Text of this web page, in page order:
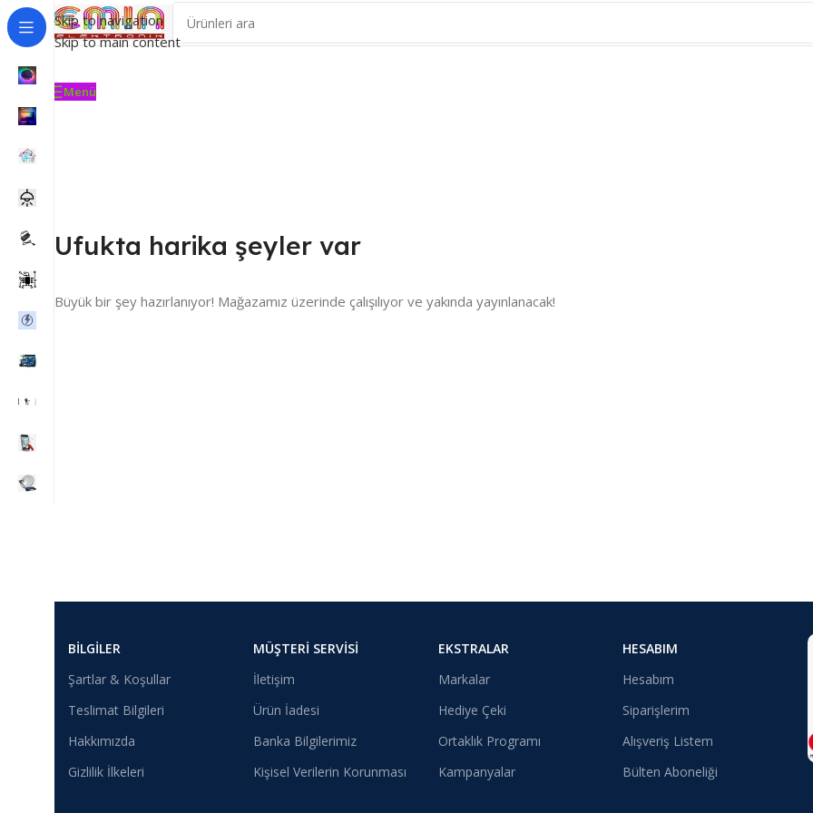
Skip to navigation
Skip to main content
Menü
Ufukta harika şeyler var
Büyük bir şey hazırlanıyor! Mağazamız üzerinde çalışılıyor ve yakında yayınlanacak!
BILGILER
Şartlar & Koşullar
Teslimat Bilgileri
Hakkımızda
Gizlilik İlkeleri
MÜŞTERI SERVISI
İletişim
Ürün İadesi
Banka Bilgilerimiz
Kişisel Verilerin Korunması
EKSTRALAR
Markalar
Hediye Çeki
Ortaklık Programı
Kampanyalar
HESABIM
Hesabım
Siparişlerim
Alışveriş Listem
Bülten Aboneliği